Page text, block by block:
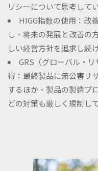
リシーについて思考して
HIGG指数の使用：改
し、将来の発展と改善の
しい経営方針を追求し続
GRS（グローバル・
得：最終製品に無公害リ
するほか、製品の製造プ
どの対策も厳しく規制し